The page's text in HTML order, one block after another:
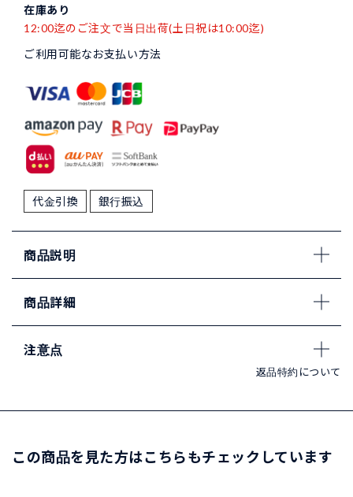
在庫あり
12:00迄のご注文で当日出荷(土日祝は10:00迄)
ご利用可能なお支払い方法
代金引換 銀行振込
商品説明
商品詳細
注意点
返品特約について
この商品を見た方はこちらもチェックしています